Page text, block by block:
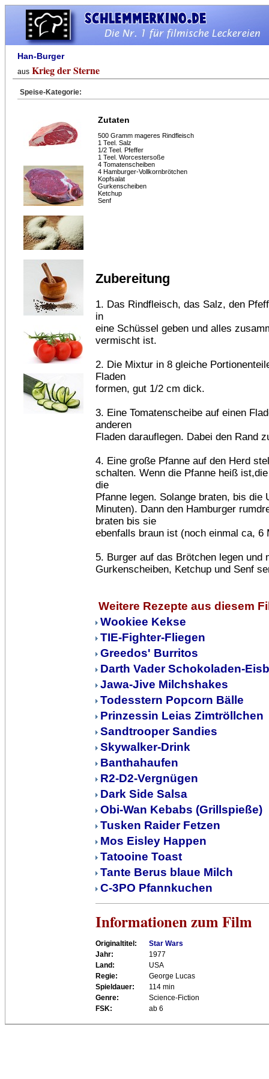
Han-Burger
aus Krieg der Sterne
Speise-Kategorie:
Zutaten
500 Gramm mageres Rindfleisch
1 Teel. Salz
1/2 Teel. Pfeffer
1 Teel. Worcestersoße
4 Tomatenscheiben
4 Hamburger-Vollkornbrötchen
Kopfsalat
Gurkenscheiben
Ketchup
Senf
Zubereitung
1. Das Rindfleisch, das Salz, den
in
eine Schüssel geben und alles
vermischt ist.
2. Die Mixtur in 8 gleiche
Fladen
formen, gut 1/2 cm dick.
3. Eine Tomatenscheibe auf einen
anderen
Fladen darauflegen. Dabei den Rand
4. Eine große Pfanne auf den Herd
schalten. Wenn die Pfanne heiß
die
Pfanne legen. Solange braten, bis die
Minuten). Dann den Hamburger
braten bis sie
ebenfalls braun ist (noch einmal ca, 6
5. Burger auf das Brötchen legen und
Gurkenscheiben, Ketchup und Senf
Weitere Rezepte aus diesem
Wookiee Kekse
TIE-Fighter-Fliegen
Greedos' Burritos
Darth Vader Schokoladen-
Jawa-Jive Milchshakes
Todesstern Popcorn Bälle
Prinzessin Leias Zimtröllchen
Sandtrooper Sandies
Skywalker-Drink
Banthahaufen
R2-D2-Vergnügen
Dark Side Salsa
Obi-Wan Kebabs (Grillspieße)
Tusken Raider Fetzen
Mos Eisley Happen
Tatooine Toast
Tante Berus blaue Milch
C-3PO Pfannkuchen
Informationen zum Film
Originaltitel:
Star Wars
Jahr:
1977
Land:
USA
Regie:
George Lucas
Spieldauer:
114 min
Genre:
Science-Fiction
FSK:
ab 6